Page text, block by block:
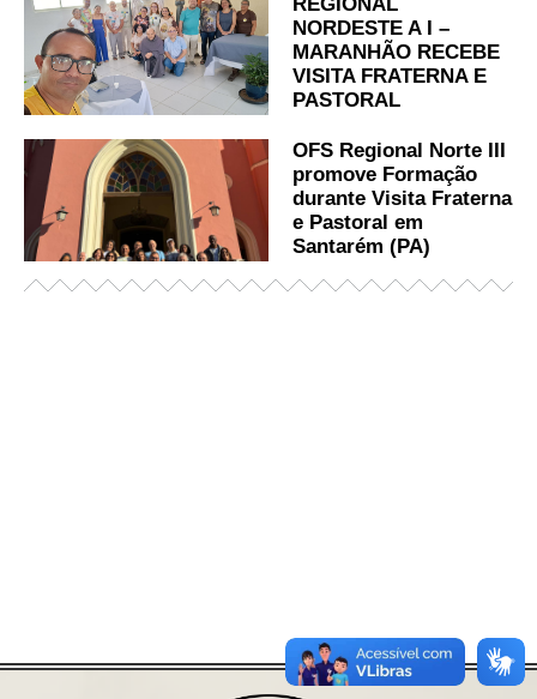
NORDESTE A I –
MARANHÃO RECEBE
VISITA FRATERNA E
PASTORAL
OFS Regional Norte III
promove Formação
durante Visita Fraterna
e Pastoral em
Santarém (PA)